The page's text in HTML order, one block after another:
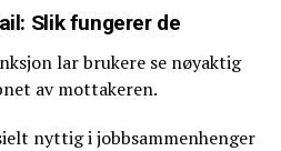
Slik fungerer de
lar brukere se nøyaktig
av mottakeren.
nyttig i jobbsammenhenger